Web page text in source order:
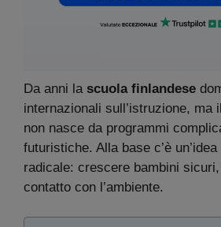
Da anni la scuola finlandese
internazionali sull’istruzione, ma
non nasce da programmi
futuristiche. Alla base c’è
radicale: crescere bambini
contatto con l’ambiente.